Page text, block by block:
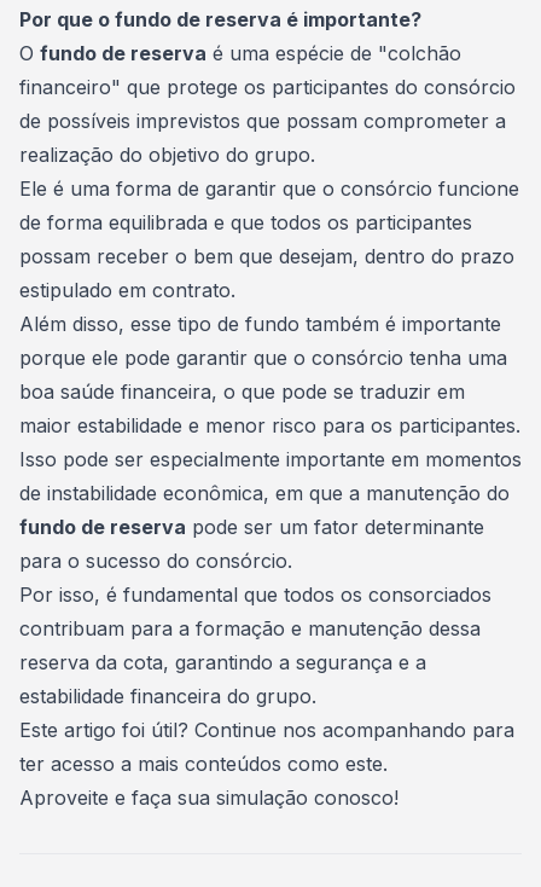
Por que o fundo de reserva é importante?
O fundo de reserva é uma espécie de "colchão
financeiro" que protege os participantes do consórcio
de possíveis imprevistos que possam comprometer a
realização do objetivo do grupo.
Ele é uma forma de garantir que o consórcio funcione
de forma equilibrada e que todos os participantes
possam receber o bem que desejam, dentro do prazo
estipulado em contrato.
Além disso, esse tipo de fundo também é importante
porque ele pode garantir que o consórcio tenha uma
boa saúde financeira, o que pode se traduzir em
maior estabilidade e menor risco para os participantes.
Isso pode ser especialmente importante em momentos
de instabilidade econômica, em que a manutenção do
fundo de reserva pode ser um fator determinante
para o sucesso do consórcio.
Por isso, é fundamental que todos os consorciados
contribuam para a formação e manutenção dessa
reserva da cota, garantindo a segurança e a
estabilidade financeira do grupo.
Este artigo foi útil? Continue nos acompanhando para
ter acesso a mais conteúdos como este.
Aproveite e faça sua simulação conosco!